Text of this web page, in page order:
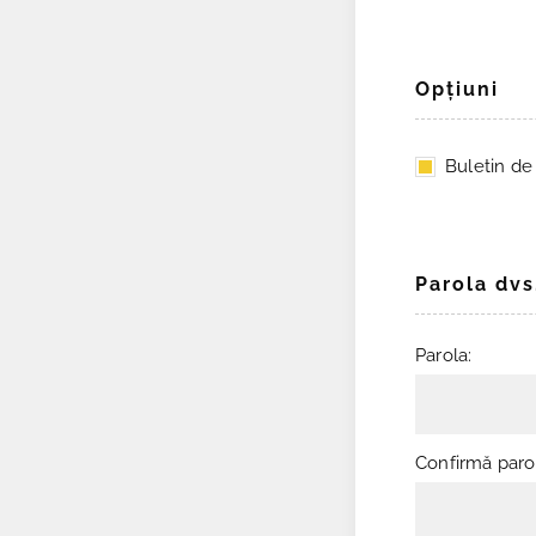
Opţiuni
Buletin de
Parola
Parola:
Confirmă